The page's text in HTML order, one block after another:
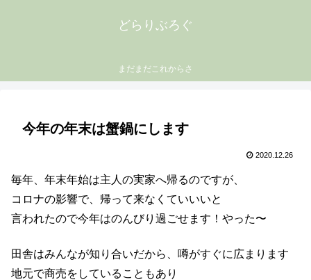
どらりぶろぐ
まだまだこれからさ
今年の年末は蟹鍋にします
2020.12.26
毎年、年末年始は主人の実家へ帰るのですが、
コロナの影響で、帰って来なくていいいと
言われたので今年はのんびり過ごせます！やった〜
田舎はみんなが知り合いだから、噂がすぐに広まります
地元で商売をしていることもあり